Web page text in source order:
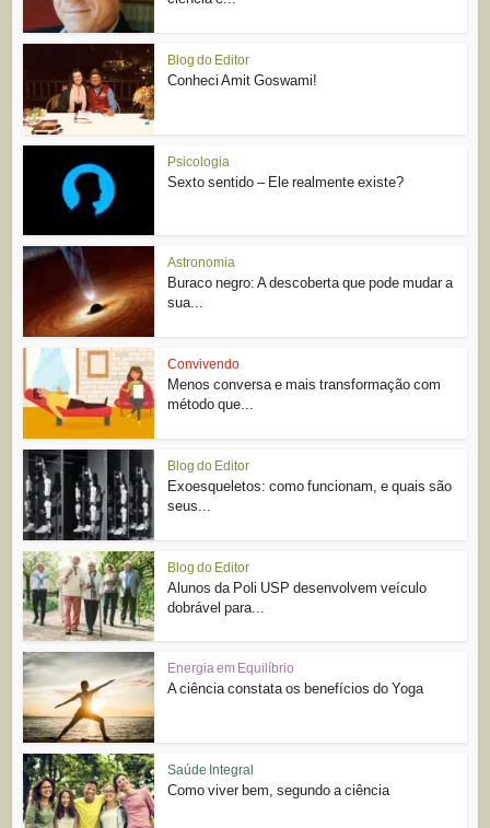
Blog do Editor
Conheci Amit Goswami!
Psicologia
Sexto sentido – Ele realmente existe?
Astronomia
Buraco negro: A descoberta que pode mudar a
sua...
Convivendo
Menos conversa e mais transformação com
método que...
Blog do Editor
Exoesqueletos: como funcionam, e quais são
seus...
Blog do Editor
Alunos da Poli USP desenvolvem veículo
dobrável para...
Energia em Equilíbrio
A ciência constata os benefícios do Yoga
Saúde Integral
Como viver bem, segundo a ciência